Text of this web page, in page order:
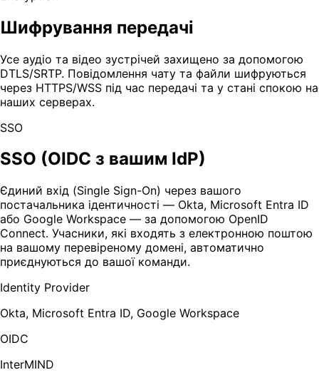
Шифрування передачі
Усе аудіо та відео зустрічей захищено за допомогою
DTLS/SRTP. Повідомлення чату та файли шифруються
через HTTPS/WSS під час передачі та у стані спокою на
наших серверах.
SSO
SSO (OIDC з вашим IdP)
Єдиний вхід (Single Sign-On) через вашого
постачальника ідентичності — Okta, Microsoft Entra ID
або Google Workspace — за допомогою OpenID
Connect. Учасники, які входять з електронною поштою
на вашому перевіреному домені, автоматично
приєднуються до вашої команди.
Identity Provider
Okta, Microsoft Entra ID, Google Workspace
OIDC
InterMIND